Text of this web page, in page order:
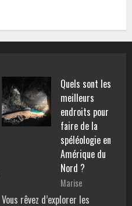
Quels sont les
meilleurs
endroits pour
faire de la
spéléologie en
Amérique du
Nord ?
Marise
Vous rêvez d’explorer les